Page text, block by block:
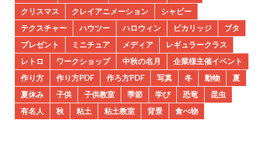
クリスマス
クレイアニメーション
シャビー
テクスチャー
ハウツー ハロウィン ピカリッジ
ブタ
プレゼント
ミニチュア メディア
レギュラークラス
レトロ
ワークショップ 中秋の名月
企業様主催イベント
作り方
作り方PDF 作ろ方PDF 写真 冬 動物
夏
夏休み
子供 子供教室 季節 学び 恐竜
昆虫
有名人
秋 粘土 粘土教室 背景 食べ物